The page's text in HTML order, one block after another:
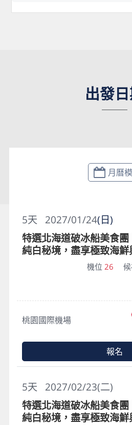
出發
月曆
2027/01/24(日)
5天
特選北海道破冰船美食
純白秘境，盡享極致海
機位 26
桃園國際機場
報名
2027/02/23(二)
5天
特選北海道破冰船美食
純白秘境，盡享極致海